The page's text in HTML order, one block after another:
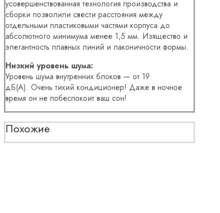
усовершенствованная технология производства и
сборки позволили свести расстояния между
отдельными пластиковыми частями корпуса до
абсолютного минимума менее 1,5 мм. Изящество и
элегантность плавных линий и лаконичности формы.
Низкий уровень шума:
Уровень шума внутренних блоков — от 19
дБ(А). Очень тихий кондиционер! Даже в ночное
время он не побеспокоит ваш сон!
Похожие